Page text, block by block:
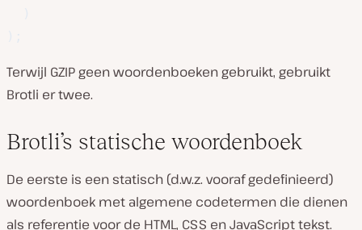
Terwijl GZIP geen woordenboeken gebruikt, gebruikt
Brotli ertwee.
Brotli’s statische woordenboek
De eerste is een statisch (d.w.z. vooraf gedefinieerd)
woordenboek met algemene codetermen die dienen
als referentie voor de HTML, CSS en JavaScript tekst.